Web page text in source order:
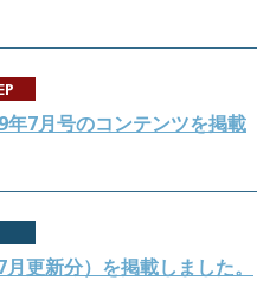
7月号のコンテンツを掲載
更新分）を掲載しました。